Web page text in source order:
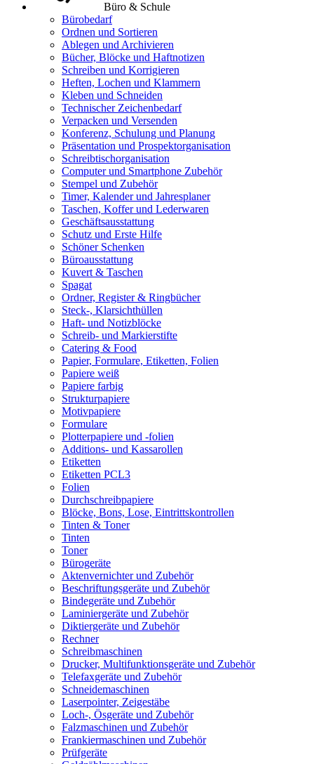
Büro & Schule
Bürobedarf
Ordnen und Sortieren
Ablegen und Archivieren
Bücher, Blöcke und Haftnotizen
Schreiben und Korrigieren
Heften, Lochen und Klammern
Kleben und Schneiden
Technischer Zeichenbedarf
Verpacken und Versenden
Konferenz, Schulung und Planung
Präsentation und Prospektorganisation
Schreibtischorganisation
Computer und Smartphone Zubehör
Stempel und Zubehör
Timer, Kalender und Jahresplaner
Taschen, Koffer und Lederwaren
Geschäftsausstattung
Schutz und Erste Hilfe
Schöner Schenken
Büroausstattung
Kuvert & Taschen
Spagat
Ordner, Register & Ringbücher
Steck-, Klarsichthüllen
Haft- und Notizblöcke
Schreib- und Markierstifte
Catering & Food
Papier, Formulare, Etiketten, Folien
Papiere weiß
Papiere farbig
Strukturpapiere
Motivpapiere
Formulare
Plotterpapiere und -folien
Additions- und Kassarollen
Etiketten
Etiketten PCL3
Folien
Durchschreibpapiere
Blöcke, Bons, Lose, Eintrittskontrollen
Tinten & Toner
Tinten
Toner
Bürogeräte
Aktenvernichter und Zubehör
Beschriftungsgeräte und Zubehör
Bindegeräte und Zubehör
Laminiergeräte und Zubehör
Diktiergeräte und Zubehör
Rechner
Schreibmaschinen
Drucker, Multifunktionsgeräte und Zubehör
Telefaxgeräte und Zubehör
Schneidemaschinen
Laserpointer, Zeigestäbe
Loch-, Ösgeräte und Zubehör
Falzmaschinen und Zubehör
Frankiermaschinen und Zubehör
Prüfgeräte